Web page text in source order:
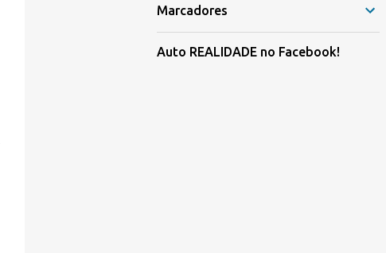
Marcadores
Auto REALIDADE no Facebook!